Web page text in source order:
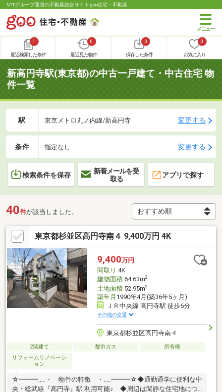
NTTグループ運営の不動産総合サイト goo住宅・不動産
1
最近検索した条件
0
最近見た物件
0
保存した条件
0
お気に入り
新高円寺駅(東京都)の中古一戸建て・中古住宅 物
件一覧
駅 東京メトロ丸ノ内線/新高円寺 変更する
条件 指定なし 変更する
検索条件を保存
新着メールを受
取る
アプリで探す
40件が該当しました。
東京都杉並区高円寺南４ 9,400万円 4K
9,400万円
間取り 4K
建物面積64.63m2
土地面積52.95m2
築年月 1990年4月(築36年5ヶ月)
ＪＲ中央線 高円寺駅 徒歩6分
その他の交通
東京都杉並区高円寺南４
2階建て 都市ガス
所有権
リフォームリノベーシ
ョン
☆━━━…‥・ 物件の特徴 ・‥…━━━☆◆通勤通学に便利な中
央・総武線『高円寺』駅 利用可能♪ ◆周辺は閑静な住宅地につ